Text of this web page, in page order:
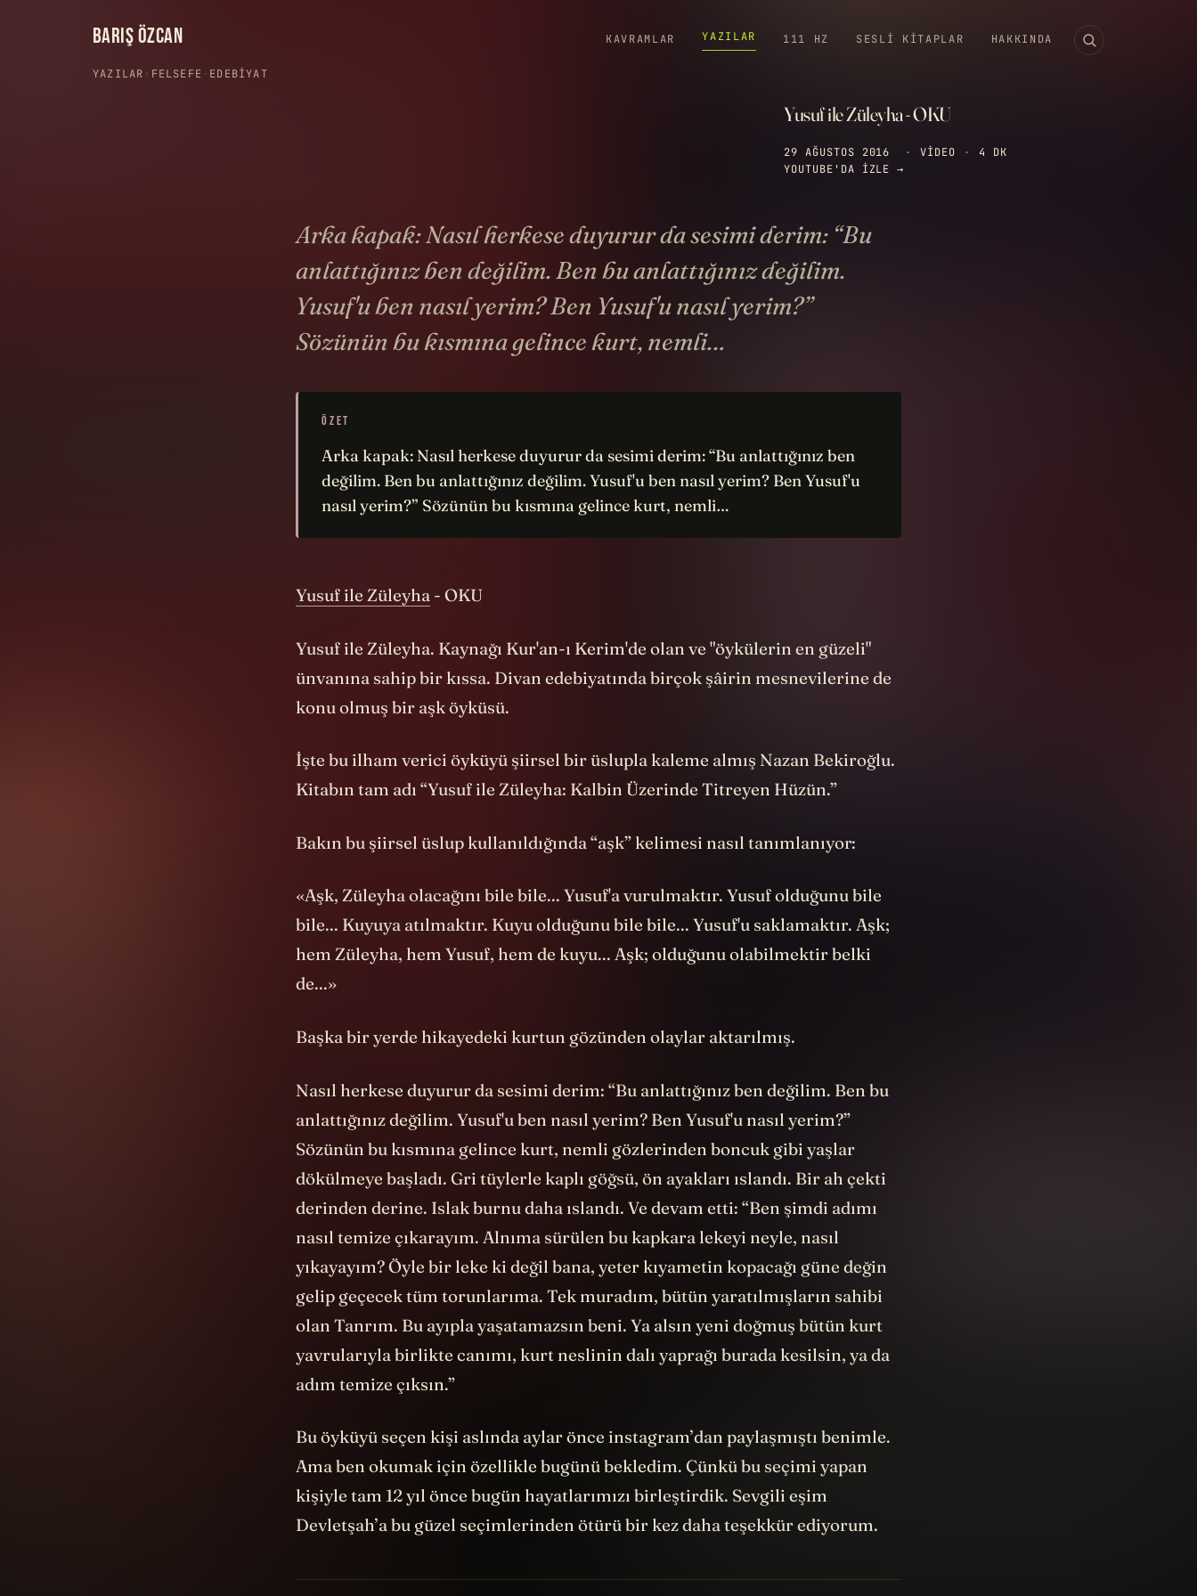
BARIŞ ÖZCAN KAVRAMLAR YAZILAR 111 HZ SESLI KITAPLAR HAKKINDA
YAZILAR › FELSEFE · EDEBIYAT
Yusuf ile Züleyha - OKU
29 AĞUSTOS 2016 · VIDEO ·
4 DK
YOUTUBE'DA IZLE →
Arka kapak: Nasıl herkese duyurur da sesimi derim: “Bu
anlattığınız ben değilim. Ben bu anlattığınız değilim.
Yusuf'u ben nasıl yerim? Ben Yusuf'u nasıl yerim?”
Sözünün bu kısmına gelince kurt, nemli…
ÖZET
Arka kapak: Nasıl herkese duyurur da sesimi derim: “Bu anlattığınız ben
değilim. Ben bu anlattığınız değilim. Yusuf'u ben nasıl yerim? Ben Yusuf'u
nasıl yerim?” Sözünün bu kısmına gelince kurt, nemli…
Yusuf ile Züleyha - OKU
Yusuf ile Züleyha. Kaynağı Kur'an-ı Kerim'de olan ve "öykülerin en güzeli"
ünvanına sahip bir kıssa. Divan edebiyatında birçok şâirin mesnevilerine de
konu olmuş bir aşk öyküsü.
İşte bu ilham verici öyküyü şiirsel bir üslupla kaleme almış Nazan Bekiroğlu.
Kitabın tam adı “Yusuf ile Züleyha: Kalbin Üzerinde Titreyen Hüzün.”
Bakın bu şiirsel üslup kullanıldığında “aşk” kelimesi nasıl tanımlanıyor:
«Aşk, Züleyha olacağını bile bile... Yusuf'a vurulmaktır. Yusuf olduğunu bile
bile... Kuyuya atılmaktır. Kuyu olduğunu bile bile... Yusuf'u saklamaktır. Aşk;
hem Züleyha, hem Yusuf, hem de kuyu... Aşk; olduğunu olabilmektir belki
de...»
Başka bir yerde hikayedeki kurtun gözünden olaylar aktarılmış.
Nasıl herkese duyurur da sesimi derim: “Bu anlattığınız ben değilim. Ben bu
anlattığınız değilim. Yusuf'u ben nasıl yerim? Ben Yusuf'u nasıl yerim?”
Sözünün bu kısmına gelince kurt, nemli gözlerinden boncuk gibi yaşlar
dökülmeye başladı. Gri tüylerle kaplı göğsü, ön ayakları ıslandı. Bir ah çekti
derinden derine. Islak burnu daha ıslandı. Ve devam etti: “Ben şimdi adımı
nasıl temize çıkarayım. Alnıma sürülen bu kapkara lekeyi neyle, nasıl
yıkayayım? Öyle bir leke ki değil bana, yeter kıyametin kopacağı güne değin
gelip geçecek tüm torunlarıma. Tek muradım, bütün yaratılmışların sahibi
olan Tanrım. Bu ayıpla yaşatamazsın beni. Ya alsın yeni doğmuş bütün kurt
yavrularıyla birlikte canımı, kurt neslinin dalı yaprağı burada kesilsin, ya da
adım temize çıksın.”
Bu öyküyü seçen kişi aslında aylar önce instagram’dan paylaşmıştı benimle.
Ama ben okumak için özellikle bugünü bekledim. Çünkü bu seçimi yapan
kişiyle tam 12 yıl önce bugün hayatlarımızı birleştirdik. Sevgili eşim
Devletşah’a bu güzel seçimlerinden ötürü bir kez daha teşekkür ediyorum.